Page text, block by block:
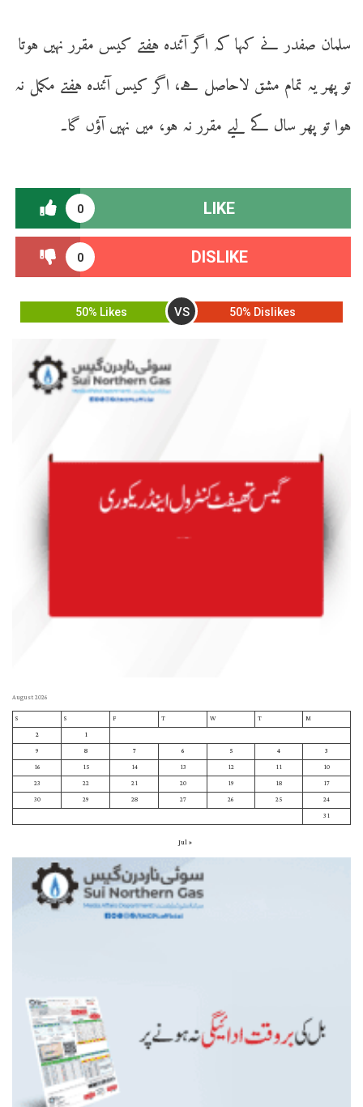
سلمان صفدر نے کہا کہ اگر آئندہ ہفتے کیس مقرر نہیں ہوتا
تو پھر یہ تمام مشق لاحاصل ہے، اگر کیس آئندہ ہفتے مکمل نہ
ہوا تو پھر سال کے لیے مقرر نہ ہو، میں نہیں آؤں گا۔
0 LIKE
0 DISLIKE
50% Likes VS 50% Dislikes
August 2026
M
T
W
T
F
S
S
1
2
3
4
5
6
7
8
9
10
11
12
13
14
15
16
17
18
19
20
21
22
23
24
25
26
27
28
29
30
31
« Jul